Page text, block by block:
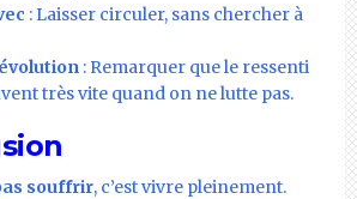
: Laisser circuler, sans chercher à
: Remarquer que le ressenti
très vite quand on ne lutte pas.
souffrir, c’est vivre pleinement.